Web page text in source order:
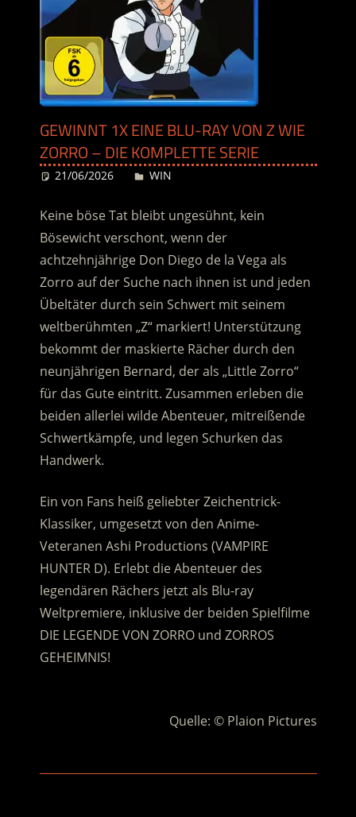
GEWINNT 1X EINE BLU-RAY VON Z WIE
ZORRO – DIE KOMPLETTE SERIE
21/06/2026 Desiree
WIN
Keine böse Tat bleibt ungesühnt, kein
Bösewicht verschont, wenn der
achtzehnjährige Don Diego de la Vega als
Zorro auf der Suche nach ihnen istund jeden
Übeltäter durch sein Schwert mit seinem
weltberühmten „Z“ markiert! Unterstützung
bekommt der maskierte Rächer durch den
neunjährigen Bernard, der als „Little Zorro“
für das Gute eintritt. Zusammen erleben die
beiden allerlei wilde Abenteuer, mitreißende
Schwertkämpfe, und legen Schurken das
Handwerk.
Ein von Fans heiß geliebter Zeichentrick-
Klassiker, umgesetzt von den Anime-
Veteranen Ashi Productions (VAMPIRE
HUNTER D). Erlebt die Abenteuer des
legendären Rächers jetzt als Blu-ray
Weltpremiere, inklusive der beiden Spielfilme
DIE LEGENDE VON ZORRO und ZORROS
GEHEIMNIS!
Quelle: © Plaion Pictures